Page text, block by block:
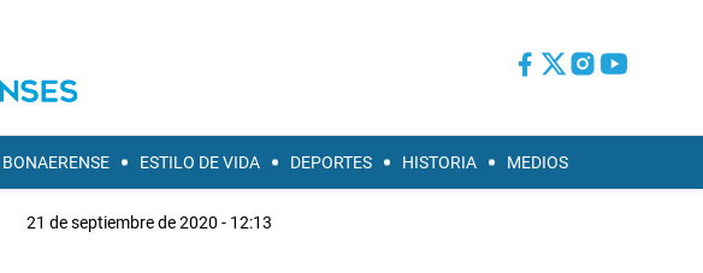
ESTILO DE VIDA DEPORTES HISTORIA MEDIOS
21 de septiembre de 2020 - 12:13